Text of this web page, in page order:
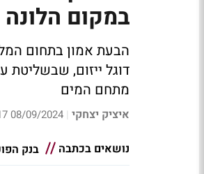
במקום הלונה
הבעת אמון בתחום
דוגל ייזום, שבשליטת
מתחם המים
איציק יצחקי |
08/09/2024 12:17
נושאים בכתבה בנק